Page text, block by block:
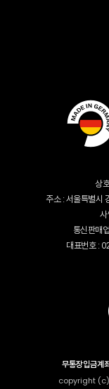
상
주소 : 서울특별시
통신판매
대표번호 :
무통장입금계
copyright (c)